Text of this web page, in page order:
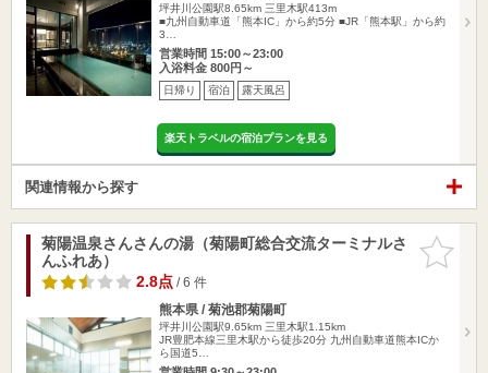
坪井川公園駅8.65km 三里木駅413m
■九州自動車道「熊本IC」から約5分 ■JR「熊本駅」から約
3…
営業時間 15:00～23:00
入浴料金 800円～
日帰り 宿泊 露天風呂
楽天トラベルの宿泊プランを見る
関連情報から探す
お気に入
りに追加
菊陽温泉さんさんの湯（菊陽町総合交流ターミナルさ
んふれあ）
2.8点/ 6 件
熊本県 / 菊池郡菊陽町
坪井川公園駅9.65km 三里木駅1.15km
JR豊肥本線三里木駅から徒歩20分 九州自動車道熊本ICか
ら国道5…